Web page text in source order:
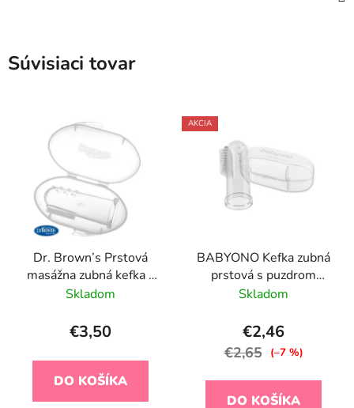
Súvisiaci tovar
Dr. Brown’s Prstová
masážna zubná kefka s
púzdrom
Skladom
€3,50
DO KOŠÍKA
AKCIA
BABYONO Kefka zubná
prstová s puzdrom
transparentná
Skladom
€2,46
€2,65 (–7 %)
DO KOŠÍKA